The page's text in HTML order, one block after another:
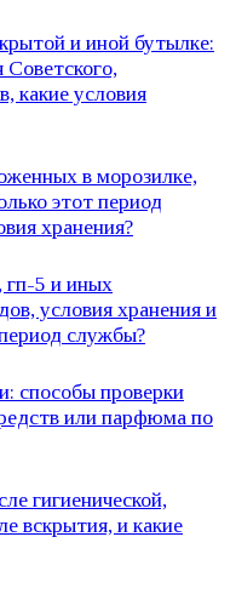
и иной бутылке:
Советского,
какие условия
в морозилке,
этот период
хранения?
гп-5 и иных
условия хранения и
службы?
способы проверки
или парфюма по
гигиенической,
вскрытия, и какие